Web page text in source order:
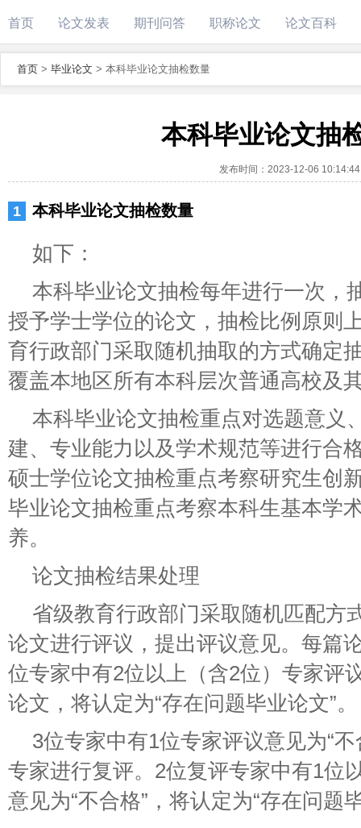
首页 论文发表 期刊问答 职称论文 论文百科
首页 > 毕业论文 > 本科毕业论文抽检数量
本科毕业论文抽
发布时间：2023-12-06 10:14:44
本科毕业论文抽检数量
如下：
本科毕业论文抽检每年进行一次，
授予学士学位的论文，抽检比例原则
育行政部门采取随机抽取的方式确定
覆盖本地区所有本科层次普通高校及
本科毕业论文抽检重点对选题意义
建、专业能力以及学术规范等进行合
硕士学位论文抽检重点考察研究生创
毕业论文抽检重点考察本科生基本学
养。
论文抽检结果处理
省级教育行政部门采取随机匹配方
论文进行评议，提出评议意见。每篇
位专家中有2位以上（含2位）专家评
论文，将认定为“存在问题毕业论文”。
3位专家中有1位专家评议意见为“
专家进行复评。2位复评专家中有1位
意见为“不合格”，将认定为“存在问题